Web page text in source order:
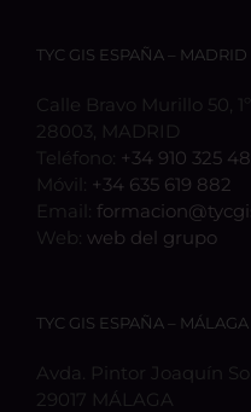
TYC GIS ESPAÑA – MADRID
Calle Bravo Murillo 50,
28003, MADRID
Teléfono: +34 910 325
Móvil: +34 635 619 882
Email:
Web: web del grupo
TYC GIS ESPAÑA – MÁLAGA
Avda. Pintor Joaquín
29017 MÁLAGA